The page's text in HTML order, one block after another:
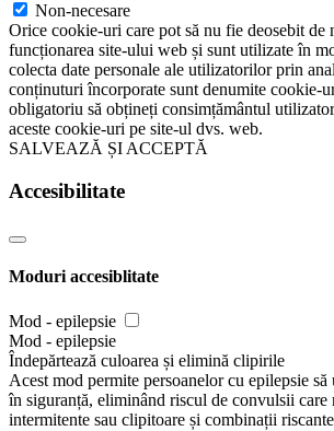
Non-necesare
Orice cookie-uri care pot să nu fie deosebit de
funcționarea site-ului web și sunt utilizate în
colecta date personale ale utilizatorilor prin
conținuturi încorporate sunt denumite cookie-
obligatoriu să obțineți consimțământul
aceste cookie-uri pe site-ul dvs. web.
SALVEAZĂ ȘI ACCEPTĂ
Accesibilitate
Moduri accesiblitate
Mod - epilepsie
Mod - epilepsie
Îndepărtează culoarea și elimină clipirile
Acest mod permite persoanelor cu epilepsie
în siguranță, eliminând riscul de convulsii care
intermitente sau clipitoare și combinații